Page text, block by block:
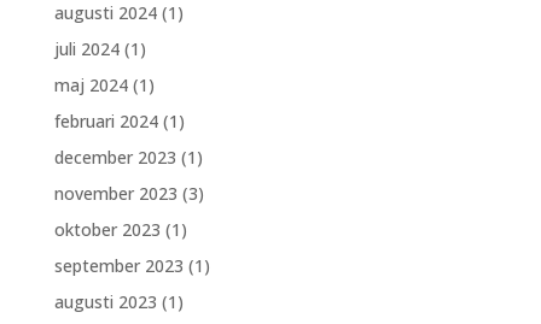
augusti 2024(1)
juli 2024(1)
maj 2024(1)
februari 2024(1)
december 2023 (1)
november 2023 (3)
oktober 2023 (1)
september 2023 (1)
augusti 2023 (1)